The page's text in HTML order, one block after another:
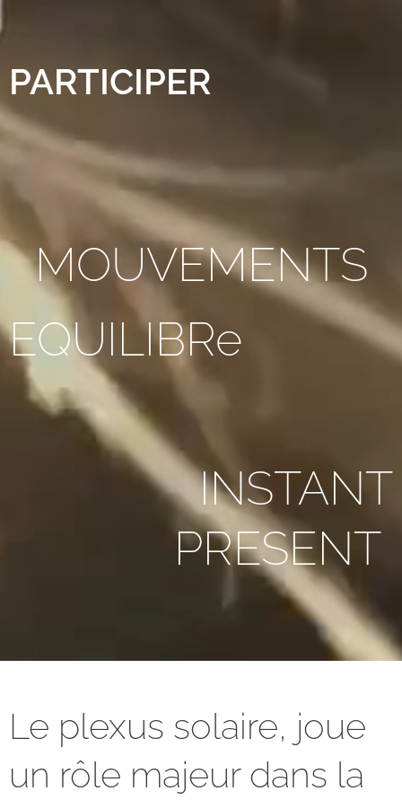
PARTICIPER
MOUVEMENTS
EQUILIBRe
INSTANT
PRESENT
Le plexus solaire, joue
un rôle majeur dans la